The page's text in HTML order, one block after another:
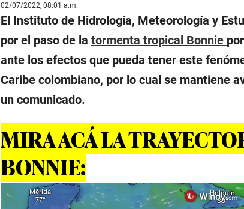
02/07/2022, 08:01 a.m.
El Instituto de Hidrología, Meteorología y
por el paso de latormenta tropical Bonnie
ante los efectos que pueda tener este
Caribe colombiano, por lo cual se mantiene
un comunicado.
MIRA ACÁ LA
BONNIE: